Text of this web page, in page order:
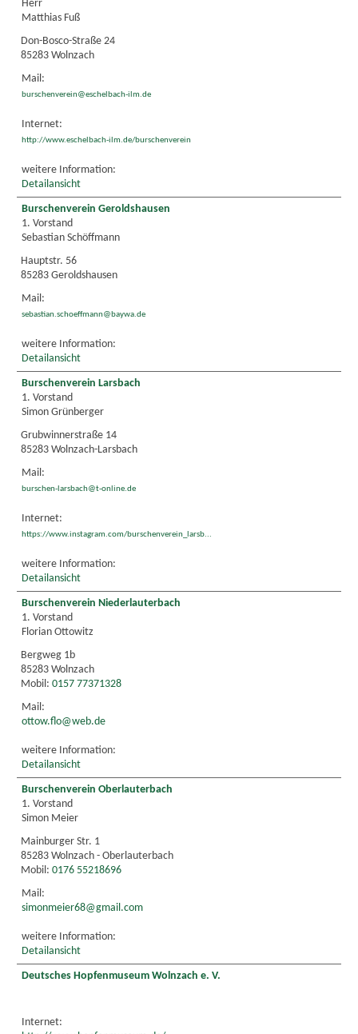
Herr
Matthias Fuß
Don-Bosco-Straße 24
85283 Wolnzach
Mail:
burschenverein@eschelbach-ilm.de
Internet:
http://www.eschelbach-ilm.de/burschenverein
weitere Information:
Detailansicht
Burschenverein Geroldshausen
1. Vorstand
Sebastian Schöffmann
Hauptstr. 56
85283 Geroldshausen
Mail:
sebastian.schoeffmann@baywa.de
weitere Information:
Detailansicht
Burschenverein Larsbach
1. Vorstand
Simon Grünberger
Grubwinnerstraße 14
85283 Wolnzach-Larsbach
Mail:
burschen-larsbach@t-online.de
Internet:
https://www.instagram.com/burschenverein_larsb...
weitere Information:
Detailansicht
Burschenverein Niederlauterbach
1. Vorstand
Florian Ottowitz
Bergweg 1b
85283 Wolnzach
Mobil: 0157 77371328
Mail:
ottow.flo@web.de
weitere Information:
Detailansicht
Burschenverein Oberlauterbach
1. Vorstand
Simon Meier
Mainburger Str. 1
85283 Wolnzach - Oberlauterbach
Mobil: 0176 55218696
Mail:
simonmeier68@gmail.com
weitere Information:
Detailansicht
Deutsches Hopfenmuseum Wolnzach e. V.
Internet: